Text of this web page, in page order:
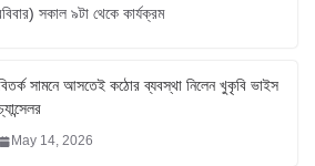
সকাল ৯টা থেকে কার্যক্রম
সামনে আসতেই কঠোর ব্যবস্থা নিলেন খুকৃবি ভাইস
May 14, 2026